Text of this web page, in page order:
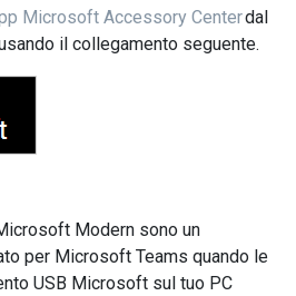
Microsoft Accessory Centerdal
il collegamento seguente.
Modern sono un
per Microsoft Teams quando le
USB Microsoft sul tuo PC